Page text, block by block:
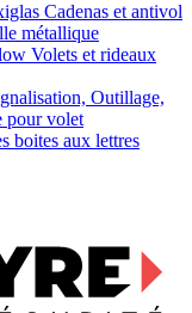
Cadenas et antivol
métallique
Volets et rideaux
Outillage,
pour volet
boites aux lettres